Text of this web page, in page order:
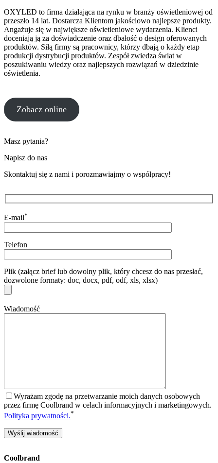
OXYLED to firma działająca na rynku w branży oświetleniowej od
przeszło 14 lat. Dostarcza Klientom jakościowo najlepsze produkty.
Angażuje się w największe oświetleniowe wydarzenia. Klienci
doceniają ją za doświadczenie oraz dbałość o design oferowanych
produktów. Siłą firmy są pracownicy, którzy dbają o każdy etap
produkcji dystrybucji produktów. Zespół zwiedza świat w
poszukiwaniu wiedzy oraz najlepszych rozwiązań w dziedzinie
oświetlenia.
Zobacz online
Masz pytania?
Napisz do nas
Skontaktuj się z nami i porozmawiajmy o współpracy!
E-mail*
Telefon
Plik (załącz brief lub dowolny plik, który chcesz do nas przesłać,
dozwolone formaty: doc, docx, pdf, odf, xls, xlsx)
Wiadomość
Wyrażam zgodę na przetwarzanie moich danych osobowych
przez firmę Coolbrand w celach informacyjnych i marketingowych.
Polityka prywatności.*
Coolbrand